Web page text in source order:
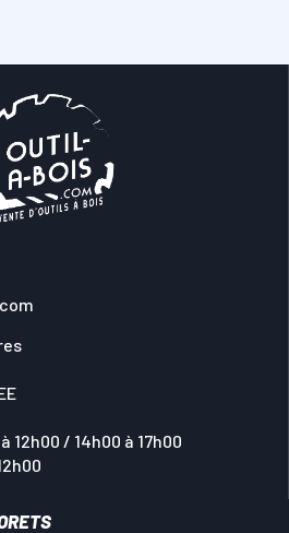
12h00 / 14h00 à 17h00